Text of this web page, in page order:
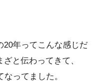
20年ってこんな感じだ
と伝わってきて、
なってました。